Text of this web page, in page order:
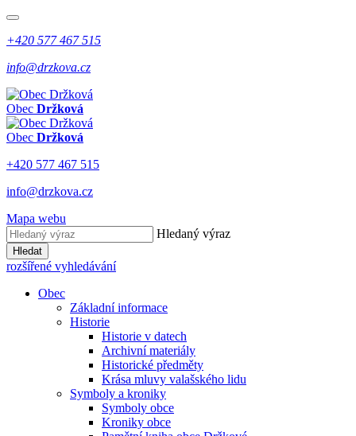
+420 577 467 515
info@drzkova.cz
Obec Držková
Obec Držková
+420 577 467 515
info@drzkova.cz
Mapa webu
Hledaný výraz
Hledat
rozšířené vyhledávání
Obec
Základní informace
Historie
Historie v datech
Archivní materiály
Historické předměty
Krása mluvy valašského lidu
Symboly a kroniky
Symboly obce
Kroniky obce